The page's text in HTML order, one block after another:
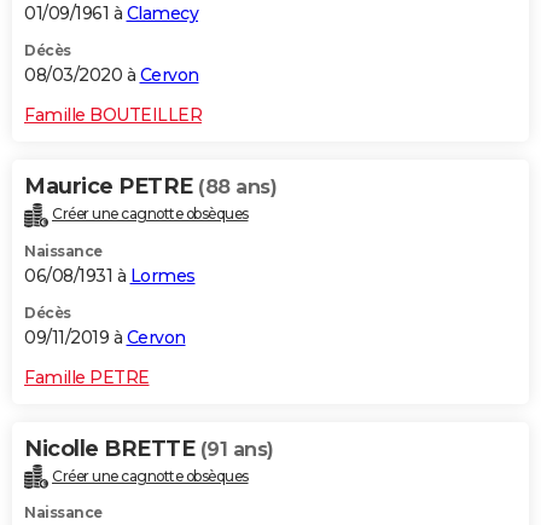
01/09/1961 à Clamecy
Décès
08/03/2020 à Cervon
Famille BOUTEILLER
Maurice PETRE (88 ans)
Créer une cagnotte obsèques
Naissance
06/08/1931 à Lormes
Décès
09/11/2019 à Cervon
Famille PETRE
Nicolle BRETTE (91 ans)
Créer une cagnotte obsèques
Naissance